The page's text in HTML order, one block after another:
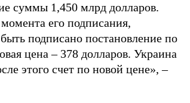
суммы 1,450 млрд долларов.
его подписания,
подписано постановление по
цена – 378 долларов. Украина
этого счет по новой цене», –